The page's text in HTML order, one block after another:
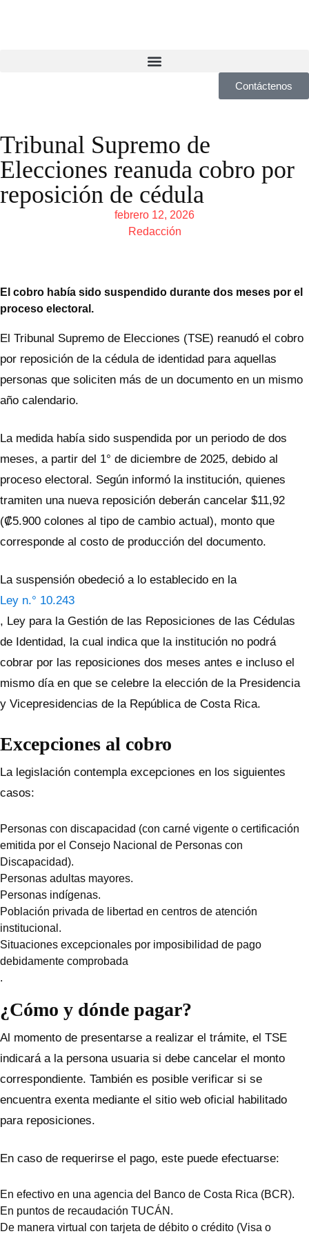
Contáctenos
Tribunal Supremo de
Elecciones reanuda cobro por
reposición de cédula
febrero 12, 2026
Redacción
El cobro había sido suspendido durante dos meses por el
proceso electoral.
El Tribunal Supremo de Elecciones (TSE) reanudó el cobro
por reposición de la cédula de identidad para aquellas
personas que soliciten más de un documento en un mismo
año calendario.
La medida había sido suspendida por un periodo de dos
meses, a partir del 1° de diciembre de 2025, debido al
proceso electoral. Según informó la institución, quienes
tramiten una nueva reposición deberán cancelar $11,92
(₡5.900 colones al tipo de cambio actual), monto que
corresponde al costo de producción del documento.
La suspensión obedeció a lo establecido en la
Ley n.° 10.243
, Ley para la Gestión de las Reposiciones de las Cédulas
de Identidad, la cual indica que la institución no podrá
cobrar por las reposiciones dos meses antes e incluso el
mismo día en que se celebre la elección de la Presidencia
y Vicepresidencias de la República de Costa Rica.
Excepciones al cobro
La legislación contempla excepciones en los siguientes
casos:
Personas con discapacidad (con carné vigente o certificación
emitida por el Consejo Nacional de Personas con
Discapacidad).
Personas adultas mayores.
Personas indígenas.
Población privada de libertad en centros de atención
institucional.
Situaciones excepcionales por imposibilidad de pago
debidamente comprobada
.
¿Cómo y dónde pagar?
Al momento de presentarse a realizar el trámite, el TSE
indicará a la persona usuaria si debe cancelar el monto
correspondiente. También es posible verificar si se
encuentra exenta mediante el sitio web oficial habilitado
para reposiciones.
En caso de requerirse el pago, este puede efectuarse:
En efectivo en una agencia del Banco de Costa Rica (BCR).
En puntos de recaudación TUCÁN.
De manera virtual con tarjeta de débito o crédito (Visa o